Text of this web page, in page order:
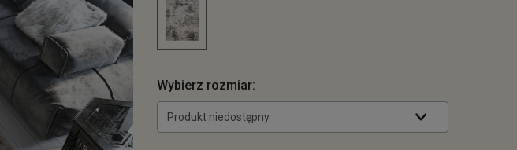
Wybierz rozmiar:
Produkt niedostępny